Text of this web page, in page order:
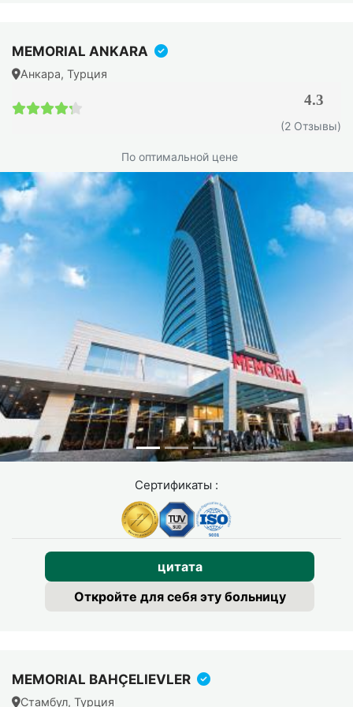
неделя
ключевой этап профилактики рецидива
3–6
Контрольная эндоскопия у ЛОР-
специалиста для оценки состояния
пазух
Самое важное правило:не прекращайте применение
назального спрея с кортикостероидом через месяц,
потому что «всё прошло». Именно постоянное
использование спреяn, главная защита от рецидива.
Большинство пациентов, у которых полипы
возвращаются быстро, перестали применять спрей в
первые месяцы после операции.
MEMORIAL ANKARA
Анкара, Турция
4.3
(2 Отзывы)
По оптимальной цене
Сертификаты :
цитата
Откройте для себя эту больницу
MEMORIAL BAHÇELIEVLER
Стамбул, Турция